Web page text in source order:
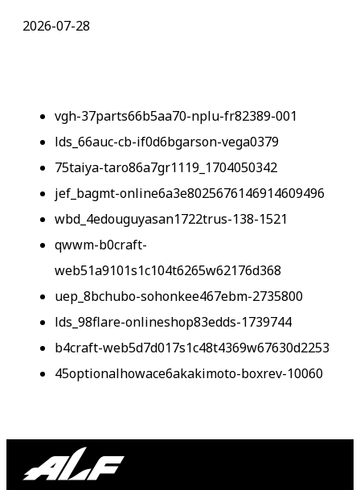
2026-07-28
vgh-37parts66b5aa70-nplu-fr82389-001
lds_66auc-cb-if0d6bgarson-vega0379
75taiya-taro86a7gr1119_1704050342
jef_bagmt-online6a3e8025676146914609496
wbd_4edouguyasan1722trus-138-1521
qwwm-b0craft-
web51a9101s1c104t6265w62176d368
uep_8bchubo-sohonkee467ebm-2735800
lds_98flare-onlineshop83edds-1739744
b4craft-web5d7d017s1c48t4369w67630d2253
45optionalhowace6akakimoto-boxrev-10060